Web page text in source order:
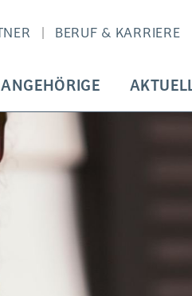
BERUF & KARRIERE